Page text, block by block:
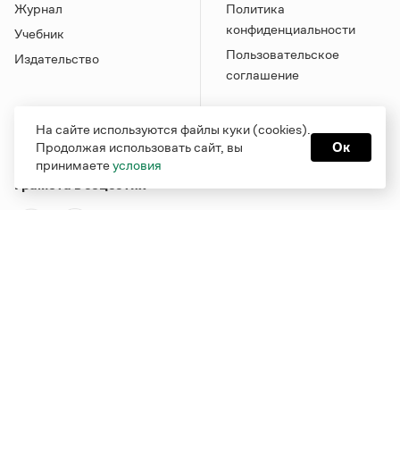
Журнал
Учебник
Издательство
Политика
конфиденциальности
Пользовательское
соглашение
Грамота в соцсетях
На сайте используются файлы куки (cookies).
Продолжая использовать сайт, вы
принимаетеусловия
Ок